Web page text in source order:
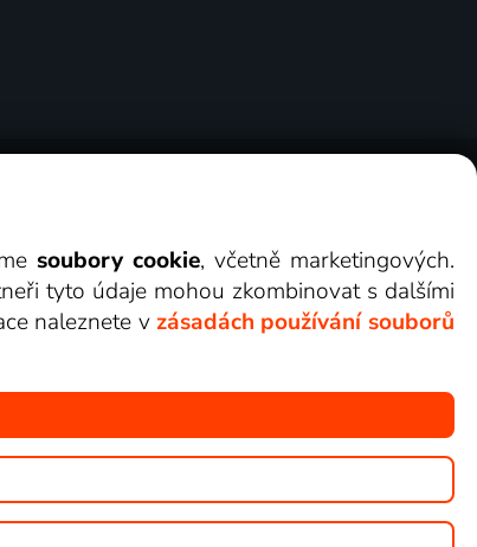
v Lepší.TV.
soubory cookie, včetně marketingových.
tyto údaje mohou zkombinovat s dalšími
naleznete v zásadách používání souborů